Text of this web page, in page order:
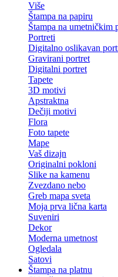
Više
Štampa na papiru
Štampa na umetničkim
Portreti
Digitalno oslikavan
Gravirani portret
Digitalni portret
Tapete
3D motivi
Apstraktna
Dečiji motivi
Flora
Foto tapete
Mape
Vaš dizajn
Originalni pokloni
Slike na kamenu
Zvezdano nebo
Greb mapa sveta
Moja prva lična karta
Suveniri
Dekor
Moderna umetnost
Ogledala
Satovi
Štampa na platnu